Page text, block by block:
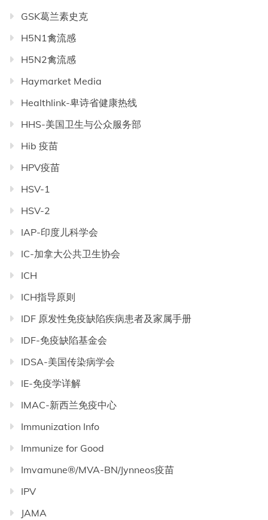
GSK葛兰素史克
H5N1禽流感
H5N2禽流感
Haymarket Media
Healthlink-卑诗省健康热线
HHS-美国卫生与公众服务部
Hib 疫苗
HPV疫苗
HSV-1
HSV-2
IAP-印度儿科学会
IC-加拿大公共卫生协会
ICH
ICH指导原则
IDF 原发性免疫缺陷疾病患者及家属手册
IDF-免疫缺陷基金会
IDSA-美国传染病学会
IE-免疫学详解
IMAC-新西兰免疫中心
Immunization Info
Immunize for Good
Imvamune®/MVA-BN/Jynneos疫苗
IPV
JAMA